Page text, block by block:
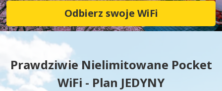
Odbierz swoje WiFi
Prawdziwie Nielimitowane Pocket
WiFi - Plan JEDYNY